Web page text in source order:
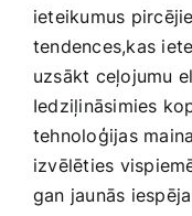
Mobilie telefoni,
Pakalpojumi
Pārtikas preces
ieteikumus
tendences,kas
uzsākt ceļojumu
Iedziļināsimies
tehnoloģijas
izvēlēties
gan jaunās